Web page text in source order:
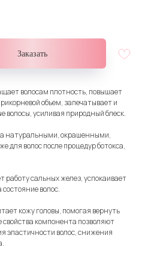
Заказать
волосам плотность, повышает
объем, запечатывает и
волосы, усиливая природный блеск.
натуральными, окрашенными,
волос после процедур ботокса,
сальных желез, успокаивает
волос.
кожу головы, помогая вернуть
компонента позволяют
эластичности волос, снижения